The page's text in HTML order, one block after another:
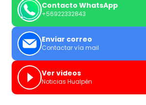
Contacto WhatsApp
+56922332843
Enviar correo
Contactar vía mail
Ver videos
Noticias Hualpén